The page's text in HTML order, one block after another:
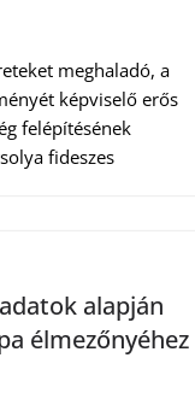
meghaladó, a
képviselő erős
felépítésének
fideszes
alapján
élmezőnyéhez